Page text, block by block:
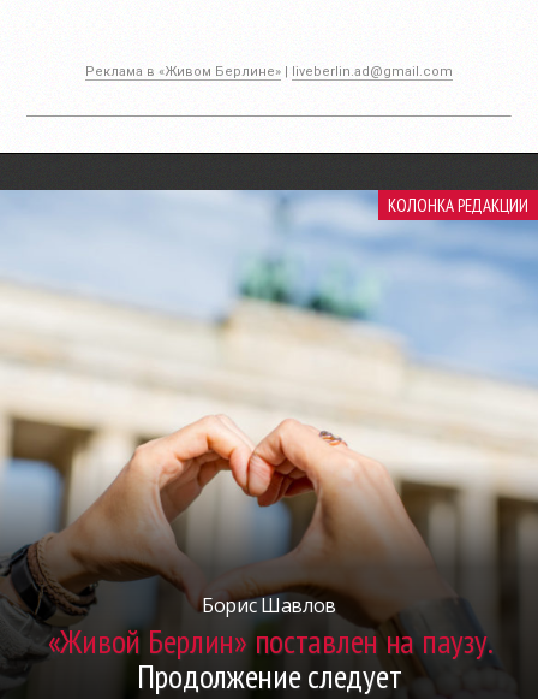
Реклама в «Живом Берлине» | liveberlin.ad@gmail.com
КОЛОНКА РЕДАКЦИИ
Борис Шавлов
«Живой Берлин» поставлен на паузу.
Продолжение следует